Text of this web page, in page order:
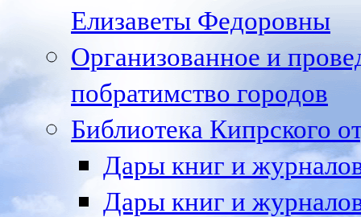
Елизаветы Федоровны
Организованное и
побратимство городов
Библиотека Кипрского
Дары книг и
Дары книг и